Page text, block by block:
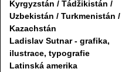
Kyrgyzstán / Tádžikistán /
Uzbekistán / Turkmenistán /
Kazachstán
Ladislav Sutnar - grafika,
ilustrace, typografie
Latinská amerika